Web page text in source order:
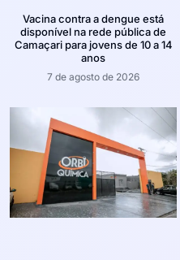
Vacina contra a dengue está
disponível na rede pública de
Camaçari para jovens de 10 a 14
anos
7 de agosto de 2026